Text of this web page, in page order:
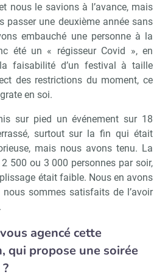
nous le savions à l’avance, mais
passer une deuxième année sans
embauché une personne à la
été un « régisseur Covid », en
faisabilité d’un festival à taille
des restrictions du moment, ce
en soi.
sur pied un événement sur 18
surtout sur la fin qui était
mais nous avons tenu. La
500 ou 3 000 personnes par soir,
était faible. Nous en avons
nous sommes satisfaits de l’avoir
agencé cette
qui propose une soirée